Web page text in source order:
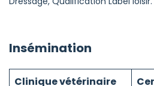
Insémination
Clinique vétérinaire